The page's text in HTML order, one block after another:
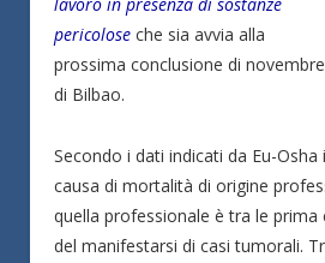
lavoro in presenza di sostanze
pericolose che sia avvia alla
prossima conclusione di
di Bilbao.
Secondo i dati indicati da Eu-
causa di mortalità di origine
quella professionale è tra le prima
del manifestarsi di casi tumorali.